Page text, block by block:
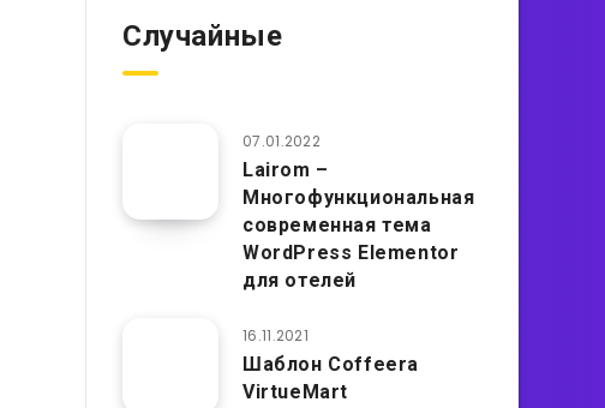
Случайные
07.01.2022
Lairom –
Многофункциональная
современная тема
WordPress Elementor
для отелей
16.11.2021
Шаблон Coffeera
VirtueMart